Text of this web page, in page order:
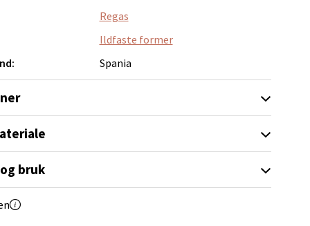
Regas
Ildfaste former
Spania
bruk